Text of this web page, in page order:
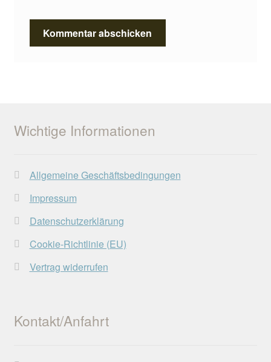
Wichtige Informationen
Allgemeine Geschäftsbedingungen
Impressum
Datenschutzerklärung
Cookie-Richtlinie (EU)
Vertrag widerrufen
Kontakt/Anfahrt